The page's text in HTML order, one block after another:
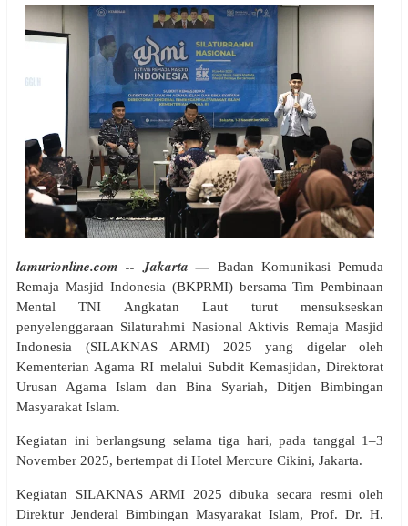
lamurionline.com -- Jakarta — Badan Komunikasi Pemuda
Remaja Masjid Indonesia (BKPRMI) bersama Tim Pembinaan
Mental TNI Angkatan Laut turut mensukseskan
penyelenggaraan Silaturahmi Nasional Aktivis Remaja Masjid
Indonesia (SILAKNAS ARMI) 2025 yang digelar oleh
Kementerian Agama RI melalui Subdit Kemasjidan, Direktorat
Urusan Agama Islam dan Bina Syariah, Ditjen Bimbingan
Masyarakat Islam.
Kegiatan ini berlangsung selama tiga hari, pada tanggal 1–3
November 2025, bertempat di Hotel Mercure Cikini, Jakarta.
Kegiatan SILAKNAS ARMI 2025 dibuka secara resmi oleh
Direktur Jenderal Bimbingan Masyarakat Islam, Prof. Dr. H.